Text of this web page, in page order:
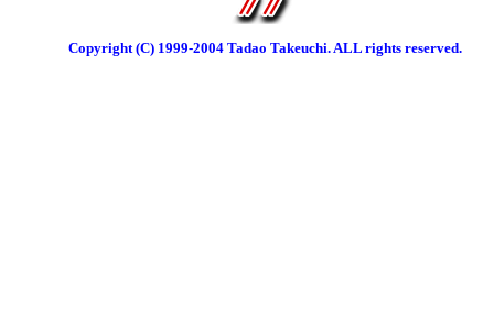
Copyright (C) 1999-2004 Tadao Takeuchi. ALL rights reserved.